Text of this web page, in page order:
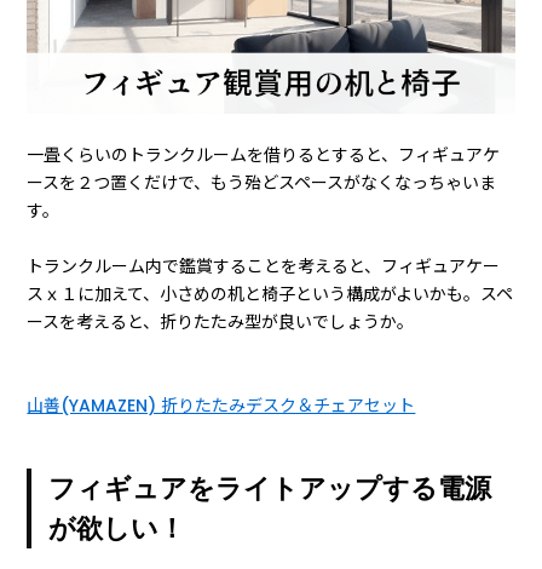
一畳くらいのトランクルームを借りるとすると、フィギュアケ
ースを２つ置くだけで、もう殆どスペースがなくなっちゃいま
す。
トランクルーム内で鑑賞することを考えると、フィギュアケー
スｘ１に加えて、小さめの机と椅子という構成がよいかも。スペ
ースを考えると、折りたたみ型が良いでしょうか。
山善(YAMAZEN) 折りたたみデスク＆チェアセット